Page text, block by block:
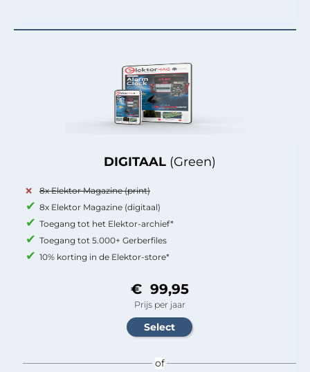
DIGITAAL (Green)
8x Elektor Magazine (print)
8x Elektor Magazine (digitaal)
Toegang tot het Elektor-archief*
Toegang tot 5.000+ Gerberfiles
10% korting in de Elektor-store*
€ 99,95
Prijs per jaar
of